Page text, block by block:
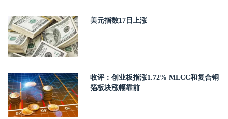
美元指数17日上涨
收评：创业板指涨1.72% MLCC和复合铜
箔板块涨幅靠前